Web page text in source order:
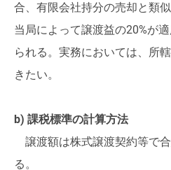
合、有限会社持分の売却と類
当局によって譲渡益の20%が
られる。実務においては、所
きたい。
b) 課税標準の計算方法
譲渡額は株式譲渡契約等で
る。